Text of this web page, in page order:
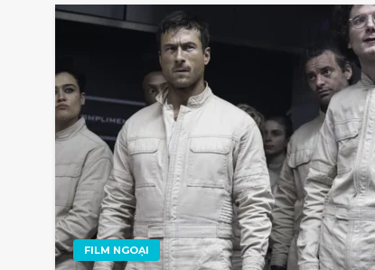
FILM NGOẠI